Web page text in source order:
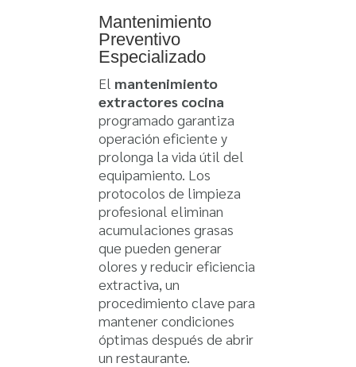
Mantenimiento
Preventivo
Especializado
El mantenimiento
extractores cocina
programado garantiza
operación eficiente y
prolonga la vida útil del
equipamiento. Los
protocolos de limpieza
profesional eliminan
acumulaciones grasas
que pueden generar
olores y reducir eficiencia
extractiva, un
procedimiento clave para
mantener condiciones
óptimas después de abrir
un restaurante.